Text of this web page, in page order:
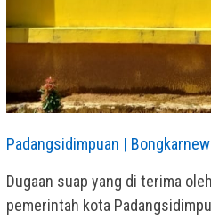
Padangsidimpuan |
Dugaan suap yang di terima
pemerintah kota